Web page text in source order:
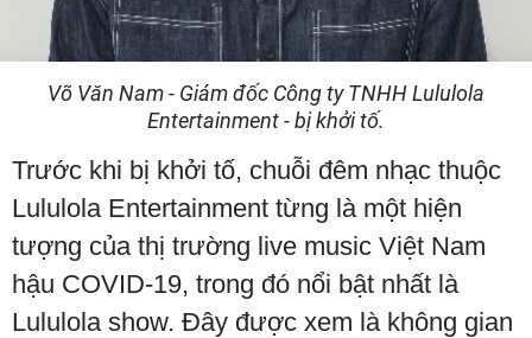
Võ Văn Nam - Giám đốc Công ty TNHH Lululola
Entertainment - bị khởi tố.
Trước khi bị khởi tố, chuỗi đêm nhạc thuộc
Lululola Entertainment từng là một hiện
tượng của thị trường live music Việt Nam
hậu COVID-19, trong đó nổi bật nhất là
Lululola show. Đây được xem là không gian